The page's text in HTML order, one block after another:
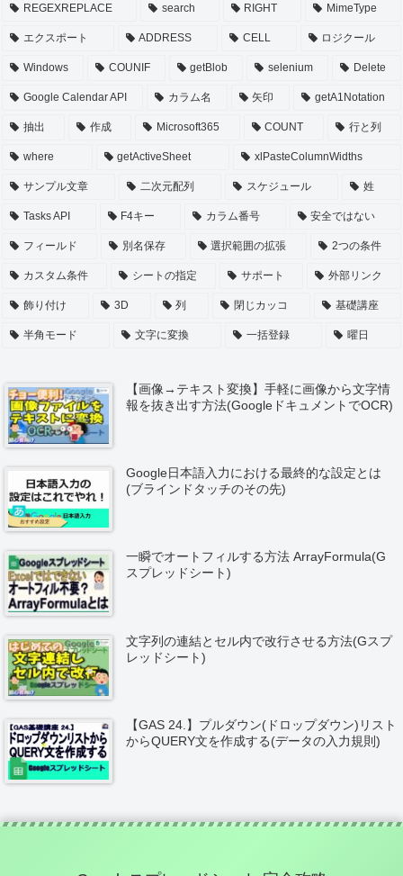
REGEXREPLACE search RIGHT MimeType
エクスポート ADDRESS CELL ロジクール
Windows COUNIF getBlob selenium Delete
Google Calendar API カラム名 矢印 getA1Notation
抽出 作成 Microsoft365 COUNT 行と列
where getActiveSheet xlPasteColumnWidths
サンプル文章 二次元配列 スケジュール 姓
Tasks API F4キー カラム番号 安全ではない
フィールド 別名保存 選択範囲の拡張 2つの条件
カスタム条件 シートの指定 サポート 外部リンク
飾り付け 3D 列 閉じカッコ 基礎講座
半角モード 文字に変換 一括登録 曜日
【画像→テキスト変換】手軽に画像から文字情
報を抜き出す方法(GoogleドキュメントでOCR)
Google日本語入力における最終的な設定とは
(ブラインドタッチのその先)
一瞬でオートフィルする方法 ArrayFormula(G
スプレッドシート)
文字列の連結とセル内で改行させる方法(Gスプ
レッドシート)
【GAS 24.】プルダウン(ドロップダウン)リスト
からQUERY文を作成する(データの入力規則)